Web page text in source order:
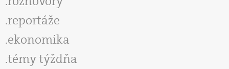
reportáže
ekonomika
témy týždňa